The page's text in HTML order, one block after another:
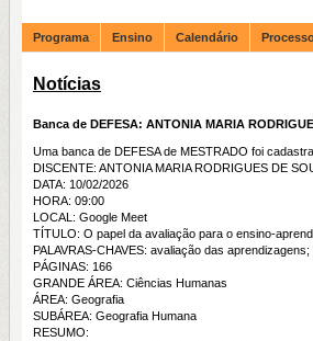
Programa Ensino Calendário
Notícias
Banca de DEFESA: ANTONIA MARIA
Uma banca de DEFESA de MESTRADO foi
DISCENTE: ANTONIA MARIA RODRIGUES DE
DATA: 10/02/2026
HORA: 09:00
LOCAL: Google Meet
TÍTULO: O papel da avaliação para o ensino-
PALAVRAS-CHAVES: avaliação das
PÁGINAS: 166
GRANDE ÁREA: Ciências Humanas
ÁREA: Geografia
SUBÁREA: Geografia Humana
RESUMO: